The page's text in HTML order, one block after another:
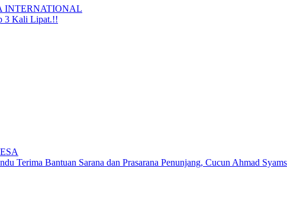
INTERNATIONAL
3 Kali Lipat.!!
Terima Bantuan Sarana dan Prasarana Penunjang, Cucun Ahmad